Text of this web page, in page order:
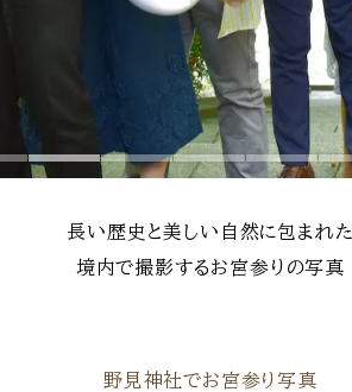
長い歴史と美しい自然に包まれた
境内で撮影するお宮参りの写真
野見神社でお宮参り写真